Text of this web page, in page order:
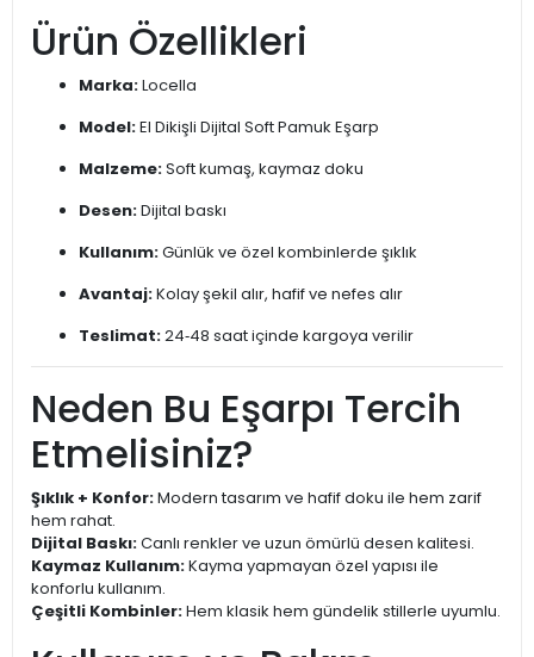
Ürün Özellikleri
Marka:Locella
Model:El Dikişli Dijital Soft Pamuk Eşarp
Malzeme:Soft kumaş, kaymaz doku
Desen:Dijital baskı
Kullanım:Günlük ve özel kombinlerde şıklık
Avantaj:Kolay şekil alır, hafif ve nefes alır
Teslimat:24‑48 saat içinde kargoya verilir
Neden Bu Eşarpı Tercih
Etmelisiniz?
Şıklık + Konfor:Modern tasarım ve hafif doku ile hem zarif
hem rahat.
Dijital Baskı:Canlı renkler ve uzun ömürlü desen kalitesi.
Kaymaz Kullanım:Kayma yapmayan özel yapısı ile
konforlu kullanım.
Çeşitli Kombinler:Hem klasik hem gündelik stillerle uyumlu.